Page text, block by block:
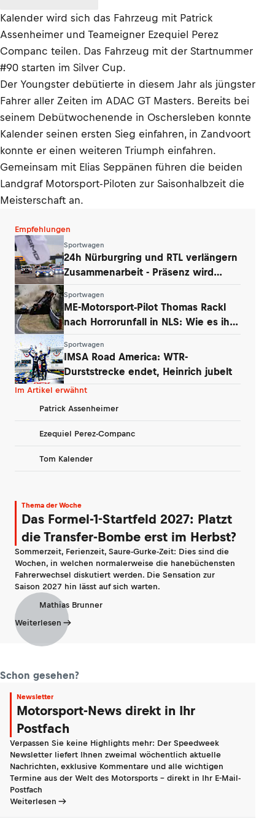
Kalender wird sich das Fahrzeug mit Patrick
Assenheimer und Teameigner Ezequiel Perez
Companc teilen. Das Fahrzeug mit der Startnummer
#90 starten im Silver Cup.
Der Youngster debütierte in diesem Jahr als jüngster
Fahrer aller Zeiten im ADAC GT Masters. Bereits bei
seinem Debütwochenende in Oschersleben konnte
Kalender seinen ersten Sieg einfahren, in Zandvoort
konnte er einen weiteren Triumph einfahren.
Gemeinsam mit Elias Seppänen führen die beiden
Landgraf Motorsport-Piloten zur Saisonhalbzeit die
Meisterschaft an.
Empfehlungen
Sportwagen
24h Nürburgring und RTL verlängern
Zusammenarbeit - Präsenz wird
Sportwagen
ME-Motorsport-Pilot Thomas Rackl
nach Horrorunfall in NLS: Wie es ihm
Sportwagen
IMSA Road America: WTR-
Durststrecke endet, Heinrich jubelt
Im Artikel erwähnt
Patrick Assenheimer
Ezequiel Perez-Companc
Tom Kalender
Thema der Woche
Das Formel-1-Startfeld 2027: Platzt
die Transfer-Bombe erst im Herbst?
Sommerzeit, Ferienzeit, Saure-Gurke-Zeit: Dies sind die
Wochen, in welchen normalerweise die hanebüchensten
Fahrerwechsel diskutiert werden. Die Sensation zur
Saison 2027 hin lässt auf sich warten.
Mathias Brunner
Weiterlesen
Schon gesehen?
Newsletter
Motorsport-News direkt in Ihr
Postfach
Verpassen Sie keine Highlights mehr: Der Speedweek
Newsletter liefert Ihnen zweimal wöchentlich aktuelle
Nachrichten, exklusive Kommentare und alle wichtigen
Termine aus der Welt des Motorsports - direkt in Ihr E-Mail-
Postfach
Weiterlesen